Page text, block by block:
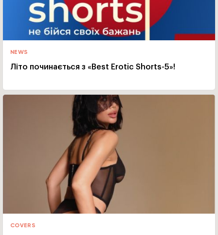
NEWS
Літо починається з «Best Erotic Shorts-5»!
COVERS